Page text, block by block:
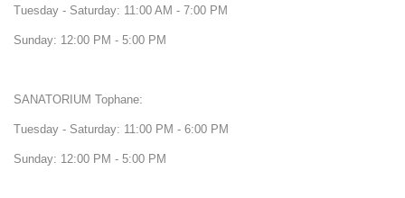
Tuesday - Saturday: 11:00 AM - 7:00 PM
Sunday: 12:00 PM - 5:00 PM
SANATORIUM Tophane:
Tuesday - Saturday: 11:00 PM - 6:00 PM
Sunday: 12:00 PM - 5:00 PM